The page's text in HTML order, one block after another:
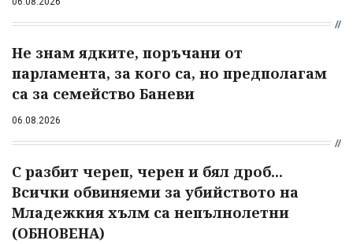
Не знам ядките, поръчани от
парламента, за кого са, но предполагам
са за семейство Баневи
06.08.2026
С разбит череп, черен и бял дроб...
Всички обвиняеми за убийството на
Младежкия хълм са непълнолетни
(ОБНОВЕНА)